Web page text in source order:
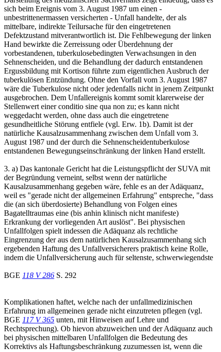
sich beim Ereignis vom 3. August 1987 um einen -
unbestrittenermassen versicherten - Unfall handelte, der als
mittelbare, indirekte Teilursache für den eingetretenen
Defektzustand mitverantwortlich ist. Die Fehlbewegung der linken
Hand bewirkte die Zerreissung oder Überdehnung der
vorbestandenen, tuberkulosebedingten Verwachsungen in den
Sehnenscheiden, und die Behandlung der dadurch entstandenen
Ergussbildung mit Kortison führte zum eigentlichen Ausbruch der
tuberkulösen Entzündung. Ohne den Vorfall vom 3. August 1987
wäre die Tuberkulose nicht oder jedenfalls nicht in jenem Zeitpunkt
ausgebrochen. Dem Unfallereignis kommt somit klarerweise der
Stellenwert einer conditio sine qua non zu; es kann nicht
weggedacht werden, ohne dass auch die eingetretene
gesundheitliche Störung entfiele (vgl. Erw. 1b). Damit ist der
natürliche Kausalzusammenhang zwischen dem Unfall vom 3.
August 1987 und der durch die Sehnenscheidentuberkulose
entstandenen Bewegungseinschränkung der linken Hand erstellt.
3. a) Das kantonale Gericht hat die Leistungspflicht der SUVA mit
der Begründung verneint, selbst wenn der natürliche
Kausalzusammenhang gegeben wäre, fehle es an der Adäquanz,
weil es "gerade nicht der allgemeinen Erfahrung" entspreche, "dass
die (an sich überdosierte) Behandlung von Folgen eines
Bagatelltraumas eine (bis anhin klinisch nicht manifeste)
Erkrankung der vorliegenden Art auslöst". Bei physischen
Unfallfolgen spielt indessen die Adäquanz als rechtliche
Eingrenzung der aus dem natürlichen Kausalzusammenhang sich
ergebenden Haftung des Unfallversicherers praktisch keine Rolle,
indem die Unfallversicherung auch für seltenste, schwerwiegendste
BGE 118 V 286 S. 292
Komplikationen haftet, welche nach der unfallmedizinischen
Erfahrung im allgemeinen gerade nicht einzutreten pflegen (vgl.
BGE 117 V 365 unten, mit Hinweisen auf Lehre und
Rechtsprechung). Ob hievon abzuweichen und der Adäquanz auch
bei physischen mittelbaren Unfallfolgen die Bedeutung des
Korrektivs als Haftungsbeschränkung zuzumessen ist, wenn die